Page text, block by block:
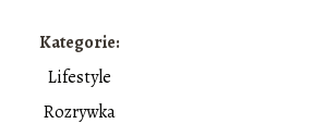
Kategorie:
Lifestyle
Rozrywka